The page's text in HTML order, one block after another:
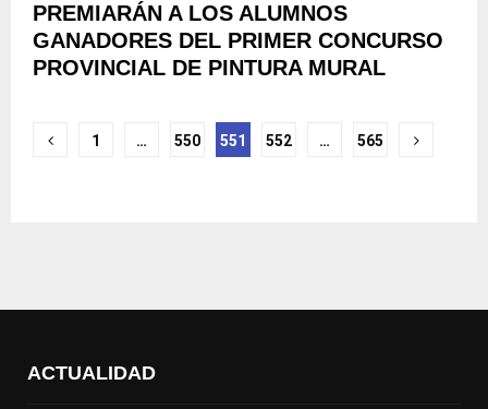
PREMIARÁN A LOS ALUMNOS
GANADORES DEL PRIMER CONCURSO
PROVINCIAL DE PINTURA MURAL
Navegación
1 … 550 551 552 … 565
ACTUALIDAD